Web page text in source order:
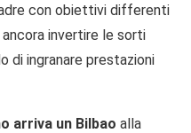
con obiettivi differenti
invertire le sorti
di ingranare prestazioni
arriva un Bilbao alla